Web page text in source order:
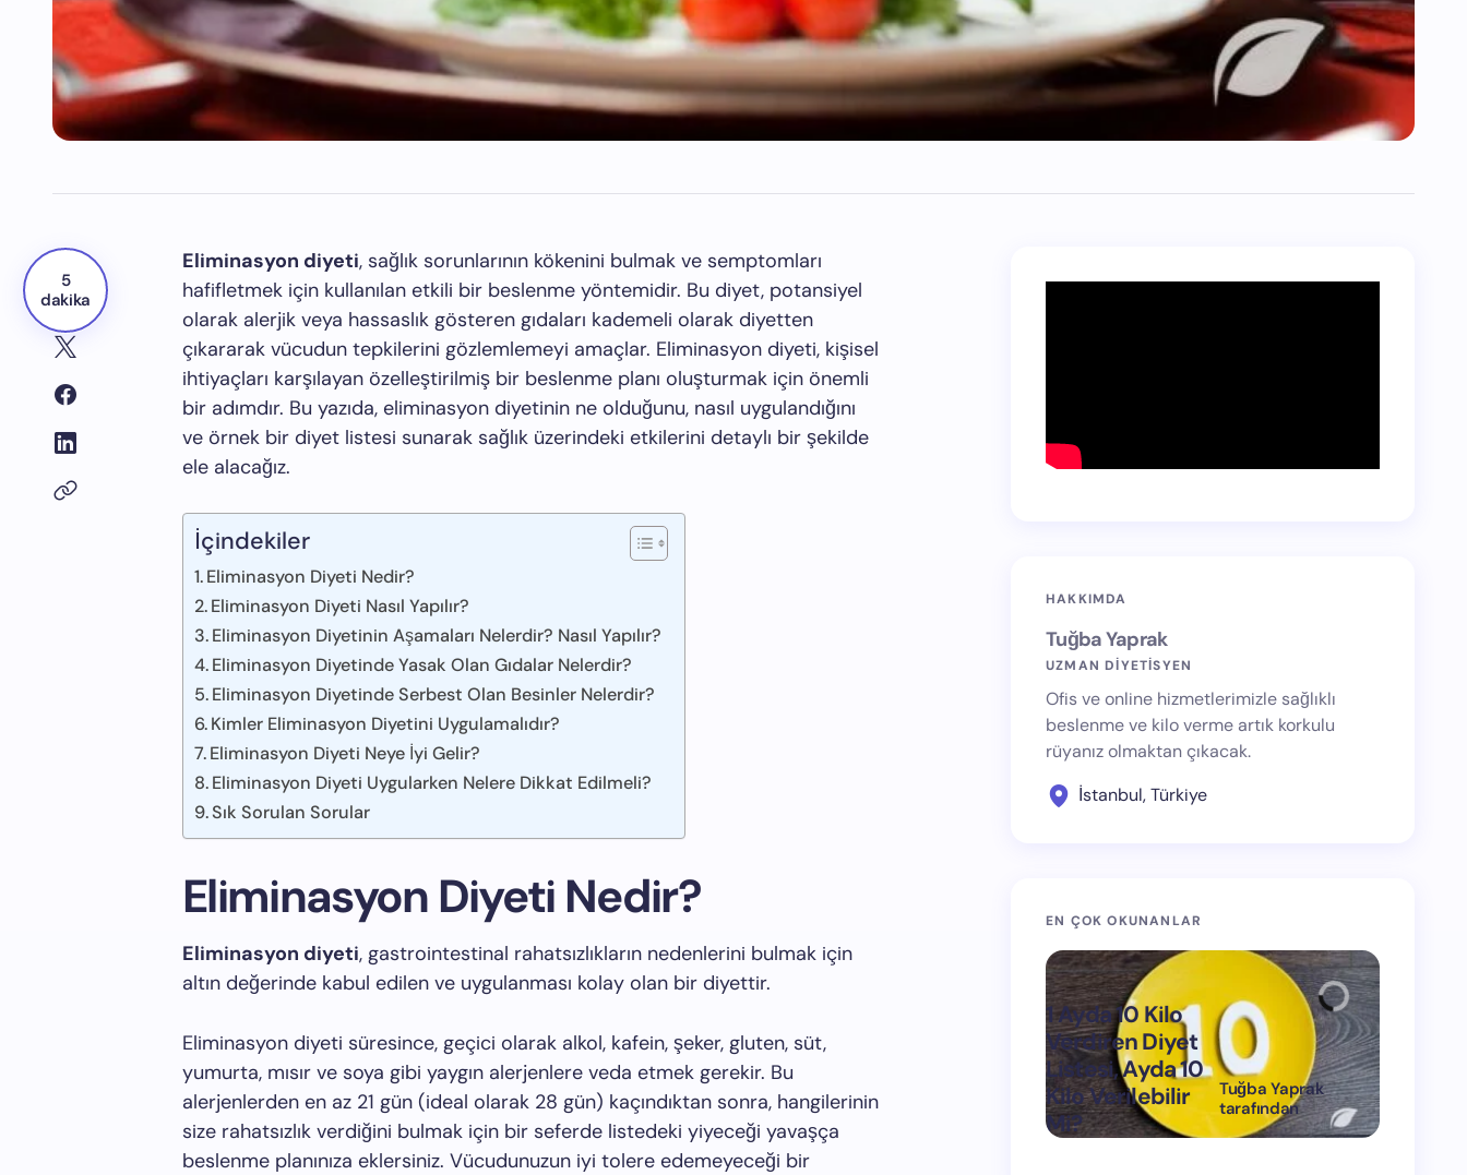
5
dakika
Eliminasyon diyeti, sağlık sorunlarının kökenini bulmak ve semptomları
hafifletmek için kullanılan etkili bir beslenme yöntemidir. Bu diyet, potansiyel
olarak alerjik veya hassaslık gösteren gıdaları kademeli olarak diyetten
çıkararak vücudun tepkilerini gözlemlemeyi amaçlar. Eliminasyon diyeti, kişisel
ihtiyaçları karşılayan özelleştirilmiş bir beslenme planı oluşturmak için önemli
bir adımdır. Bu yazıda, eliminasyon diyetinin ne olduğunu, nasıl uygulandığını
ve örnek bir diyet listesi sunarak sağlık üzerindeki etkilerini detaylı bir şekilde
ele alacağız.
İçindekiler
Eliminasyon Diyeti Nedir?
Eliminasyon Diyeti Nasıl Yapılır?
Eliminasyon Diyetinin Aşamaları Nelerdir? Nasıl Yapılır?
Eliminasyon Diyetinde Yasak Olan Gıdalar Nelerdir?
Eliminasyon Diyetinde Serbest Olan Besinler Nelerdir?
Kimler Eliminasyon Diyetini Uygulamalıdır?
Eliminasyon Diyeti Neye İyi Gelir?
Eliminasyon Diyeti Uygularken Nelere Dikkat Edilmeli?
Sık Sorulan Sorular
Eliminasyon Diyeti Nedir?
Eliminasyon diyeti, gastrointestinal rahatsızlıkların nedenlerini bulmak için
altın değerinde kabul edilen ve uygulanması kolay olan bir diyettir.
Eliminasyon diyeti süresince, geçici olarak alkol, kafein, şeker, gluten, süt,
yumurta, mısır ve soya gibi yaygın alerjenlere veda etmek gerekir. Bu
alerjenlerden en az 21 gün (ideal olarak 28 gün) kaçındıktan sonra, hangilerinin
size rahatsızlık verdiğini bulmak için bir seferde listedeki yiyeceği yavaşça
beslenme planınıza eklersiniz. Vücudunuzun iyi tolere edemeyeceği bir
HAKKIMDA
Tuğba Yaprak
UZMAN DİYETİSYEN
Ofis ve online hizmetlerimizle sağlıklı
beslenme ve kilo verme artık korkulu
rüyanız olmaktan çıkacak.
İstanbul, Türkiye
EN ÇOK OKUNANLAR
1 Ayda 10 Kilo
Verdiren Diyet
Listesi, Ayda 10
Kilo Verilebilir
Mi?
Tuğba Yaprak
tarafından
on
Mart 11, 2024